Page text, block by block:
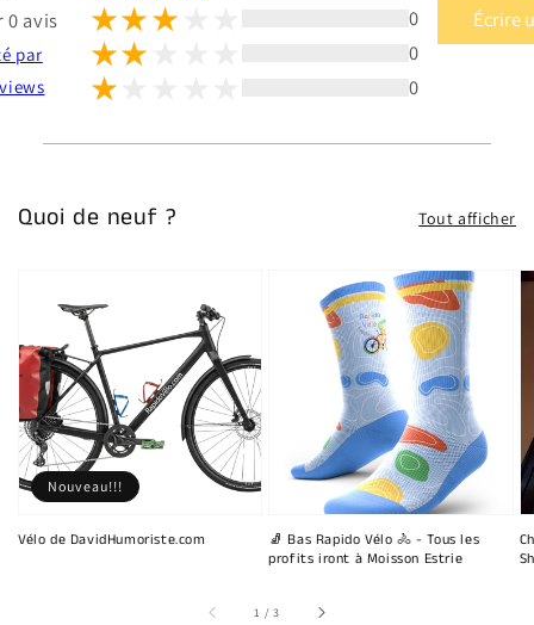
0 avis
par
0
0
0
Écrire
Quoi de neuf ? Tout afficher
Vélo de DavidHumoriste.com
Nouveau!!!
🧦 Bas Rapido Vélo 🚴 - Tous les
profits iront à Moisson Estrie
1 /sur
3